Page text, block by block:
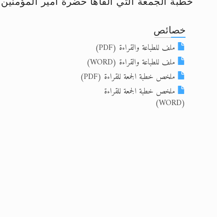
اقرأ هذا المقال في أهمية عيد
الحجّ.. دلالات، حِكم، وأهداف >> المزيد
تعميم هامّ لأفراد الجماعة >> المزيد
خصائص
ملف للطباعة والقراءة (PDF)
ملف للطباعة والقراءة (WORD)
ملخص خطبة الجمعة للقراءة (PDF)
ملخص خطبة الجمعة للقراءة
(WORD)